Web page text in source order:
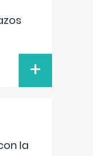
+
la